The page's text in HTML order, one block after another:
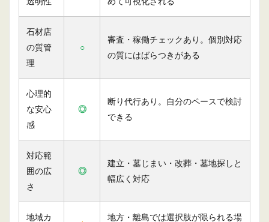
石材店
の質管
理
○
審査・稼働チェックあり。個別対応
の質にはばらつきがある
心理的
な安心
感
◎
断り代行あり。自分のペースで検討
できる
対応範
囲の広
さ
◎
建立・墓じまい・改葬・墓地探しと
幅広く対応
地域カ
地方・離島では選択肢が限られる場